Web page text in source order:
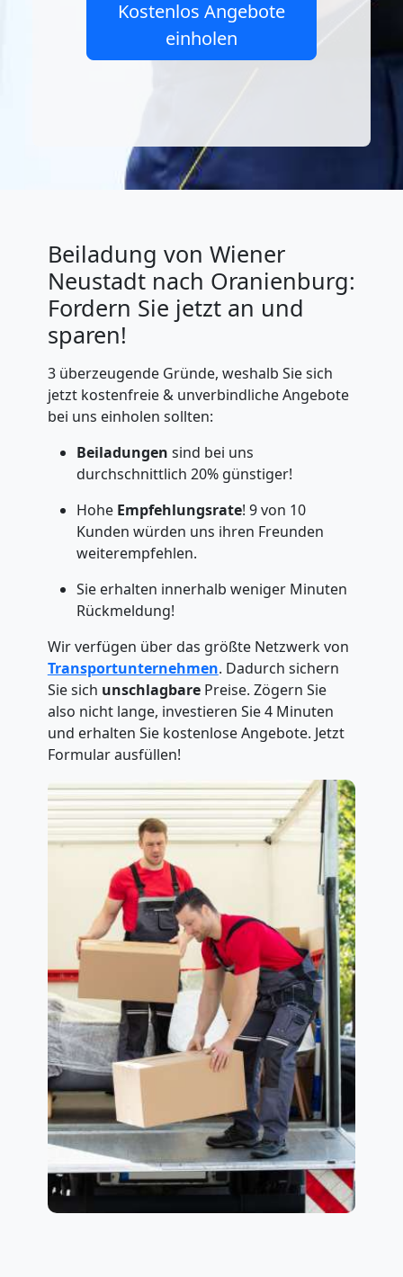
Kostenlos Angebote
einholen
Beiladung von Wiener
Neustadt nach Oranienburg:
Fordern Sie jetzt an und
sparen!
3 überzeugende Gründe, weshalb Sie sich
jetzt kostenfreie & unverbindliche Angebote
bei uns einholen sollten:
Beiladungen sind bei uns
durchschnittlich 20% günstiger!
Hohe Empfehlungsrate! 9 von 10
Kunden würden uns ihren Freunden
weiterempfehlen.
Sie erhalten innerhalb weniger Minuten
Rückmeldung!
Wir verfügen über das größte Netzwerk von
Transportunternehmen. Dadurch sichern
Sie sich unschlagbare Preise. Zögern Sie
also nicht lange, investieren Sie 4 Minuten
und erhalten Sie kostenlose Angebote. Jetzt
Formular ausfüllen!